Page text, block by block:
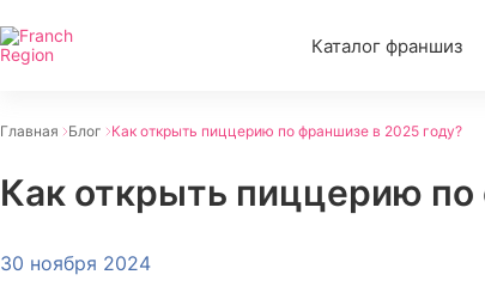
Каталог франшиз
Главная Блог Как открыть пиццерию по франшизе в 2025 году?
Как открыть пиццерию
30 ноября 2024